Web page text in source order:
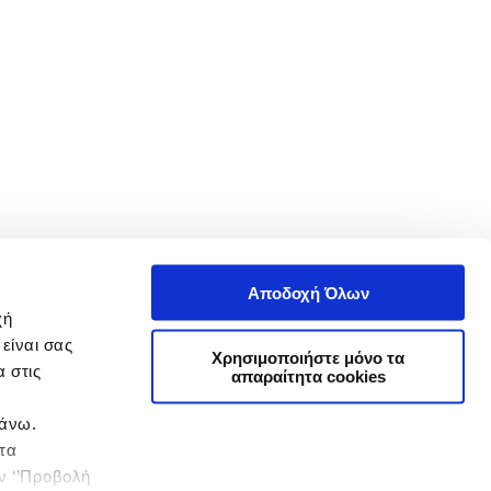
σας
στις
‘’Προβολή
Αποδοχή Όλων
Χρησιμοποιήστε μόνο τα
απαραίτητα cookies